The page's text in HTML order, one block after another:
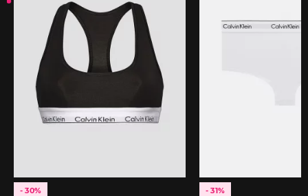
- 30% - 31%